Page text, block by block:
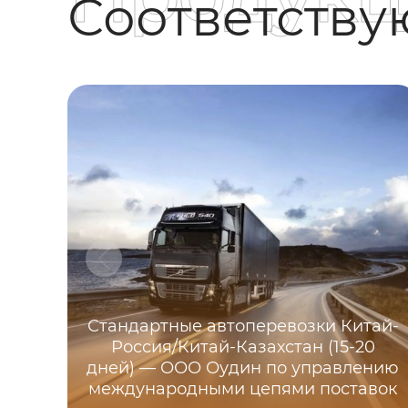
Стандартные автоперевозки Китай-
Россия/Китай-Казахстан (15-20
дней) — ООО Оудин по управлению
международными цепями поставок